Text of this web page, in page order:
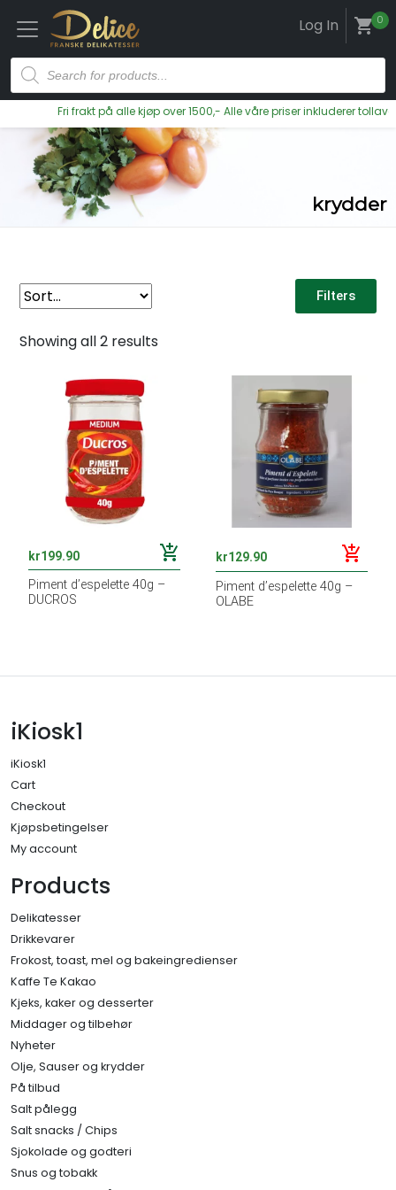
Log In 0
shopping_cart
Fri frakt på alle kjøp over 1500,- Alle våre priser inkluderer tollavgifter
krydder
Filters
Showing all 2 results
kr199.90 add_shopping_cart
Piment d’espelette 40g –
DUCROS
kr129.90 add_shopping_cart
Piment d’espelette 40g –
OLABE
iKiosk1
iKiosk1
Cart
Checkout
Kjøpsbetingelser
My account
Products
Delikatesser
Drikkevarer
Frokost, toast, mel og bakeingredienser
Kaffe Te Kakao
Kjeks, kaker og desserter
Middager og tilbehør
Nyheter
Olje, Sauser og krydder
På tilbud
Salt pålegg
Salt snacks / Chips
Sjokolade og godteri
Snus og tobakk